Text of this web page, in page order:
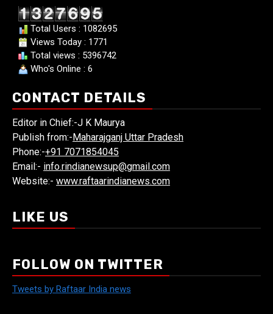
Total Users : 1082695
Views Today : 1771
Total views : 5396742
Who's Online : 6
CONTACT DETAILS
Editor in Chief:-J K Maurya
Publish from:- Maharajganj Uttar Pradesh
Phone:-+91 7071854045
Email:- info.rindianewsup@gmail.com
Website:- www.raftaarindianews.com
LIKE US
FOLLOW ON TWITTER
Tweets by Raftaar India news